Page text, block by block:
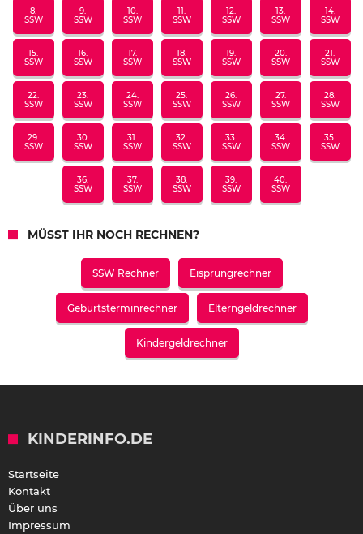
8.
SSW
9.
SSW
10.
SSW
11.
SSW
12.
SSW
13.
SSW
14.
SSW
15.
SSW
16.
SSW
17.
SSW
18.
SSW
19.
SSW
20.
SSW
21.
SSW
22.
SSW
23.
SSW
24.
SSW
25.
SSW
26.
SSW
27.
SSW
28.
SSW
29.
SSW
30.
SSW
31.
SSW
32.
SSW
33.
SSW
34.
SSW
35.
SSW
36.
SSW
37.
SSW
38.
SSW
39.
SSW
40.
SSW
MÜSST IHR NOCH RECHNEN?
SSW Rechner Eisprungrechner
Geburtsterminrechner Elterngeldrechner
Kindergeldrechner
KINDERINFO.DE
Startseite
Kontakt
Über uns
Impressum